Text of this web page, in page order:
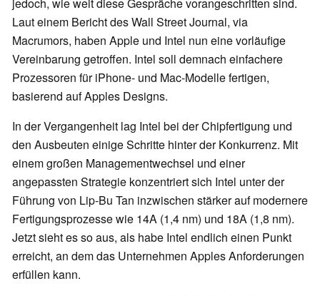
Laut einem Bericht des Wall Street Journal, via
Macrumors, haben Apple und Intel nun eine vorläufige
Vereinbarung getroffen. Intel soll demnach einfachere
Prozessoren für iPhone- und Mac-Modelle fertigen,
basierend auf Apples Designs.
In der Vergangenheit lag Intel bei der Chipfertigung und
den Ausbeuten einige Schritte hinter der Konkurrenz. Mit
einem großen Managementwechsel und einer
angepassten Strategie konzentriert sich Intel unter der
Führung von Lip-Bu Tan inzwischen stärker auf modernere
Fertigungsprozesse wie 14A (1,4 nm) und 18A (1,8 nm).
Jetzt sieht es so aus, als habe Intel endlich einen Punkt
erreicht, an dem das Unternehmen Apples Anforderungen
erfüllen kann.